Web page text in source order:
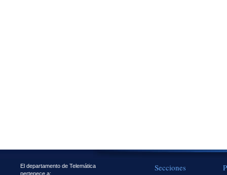
El departamento de Telemática
pertenece a:
Secciones